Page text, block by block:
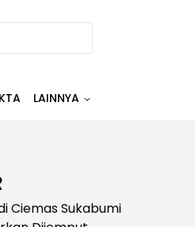
LAINNYA
Ciemas Sukabumi